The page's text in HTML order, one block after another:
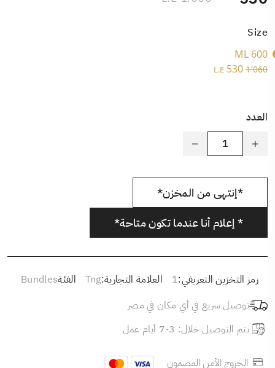
Size
600 ML
L.E 530 1٬060
العدد
*إنتهى من المخزن*
* إعلام أنا عندما تكون متاحة*
رمز التخزين التعريفي:1 العلامة التجارية:Tng الفئةBundles
توصيل سريع في أي مكان في مصر
يتم التوصيل خلال: 3-7 أيام عمل
الخروج الآمن المضمون